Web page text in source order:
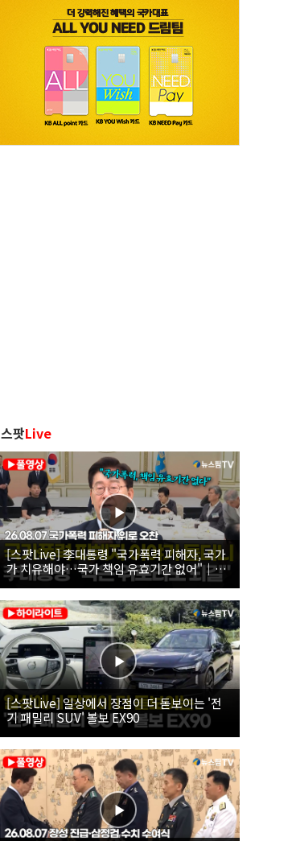
스팟Live
[스팟Live] 李대통령 "국가폭력 피해자, 국가
가 치유해야…국가 책임 유효기간 없어"｜
26.08.07 국가폭력 피해자 위로 오찬
[스팟Live] 일상에서 장점이 더 돋보이는 '전
기 패밀리 SUV' 볼보 EX90